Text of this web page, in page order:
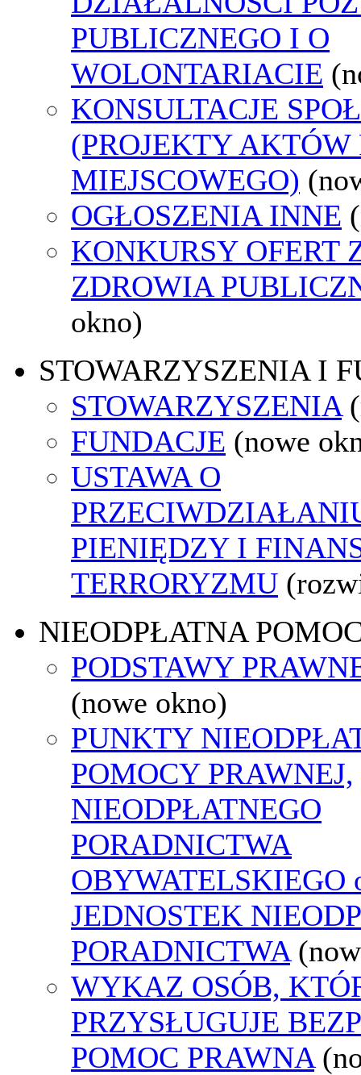
PUBLICZNEGO I O
WOLONTARIACIE
KONSULTACJE
(PROJEKTY AKTÓW
MIEJSCOWEGO)
OGŁOSZENIA INNE
KONKURSY OFERT
ZDROWIA
okno)
STOWARZYSZENIA I
STOWARZYSZENIA
FUNDACJE (nowe
USTAWA O
PIENIĘDZY I
TERRORYZMU
NIEODPŁATNA
PODSTAWY
(nowe okno)
PUNKTY
POMOCY PRAWNEJ,
NIEODPŁATNEGO
PORADNICTWA
OBYWATELSKIEGO
JEDNOSTEK
PORADNICTWA
WYKAZ OSÓB,
PRZYSŁUGUJE
POMOC PRAWNA